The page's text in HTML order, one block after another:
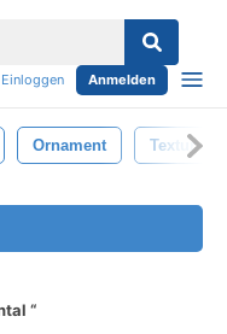
Einloggen Anmelden
Ornament Textur